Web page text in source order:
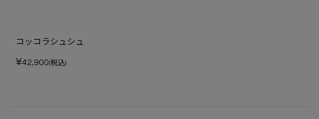
コッコラシュシュ
¥42,900(税込)